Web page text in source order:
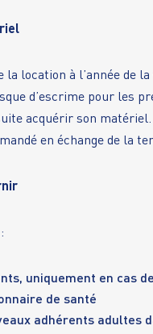
la location à l’année de la
d’escrime pour les
acquérir son matériel.
en échange de la
uniquement en cas
de santé
adhérents adultes